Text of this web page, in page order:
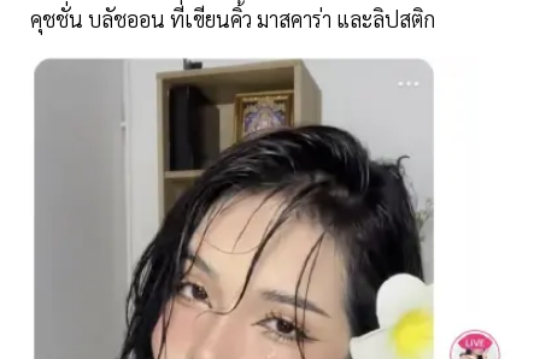
คุชชั่น บลัชออน ที่เขียนคิ้ว มาสคาร่า และลิปสติก